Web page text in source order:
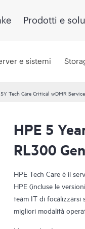
Prodotti e
e sistemi
Tech Care Critical wDMR
HPE 5
RL300
HPE Tech Care è il
HPE (incluse le
team IT di focalizzarsi
migliori modalità